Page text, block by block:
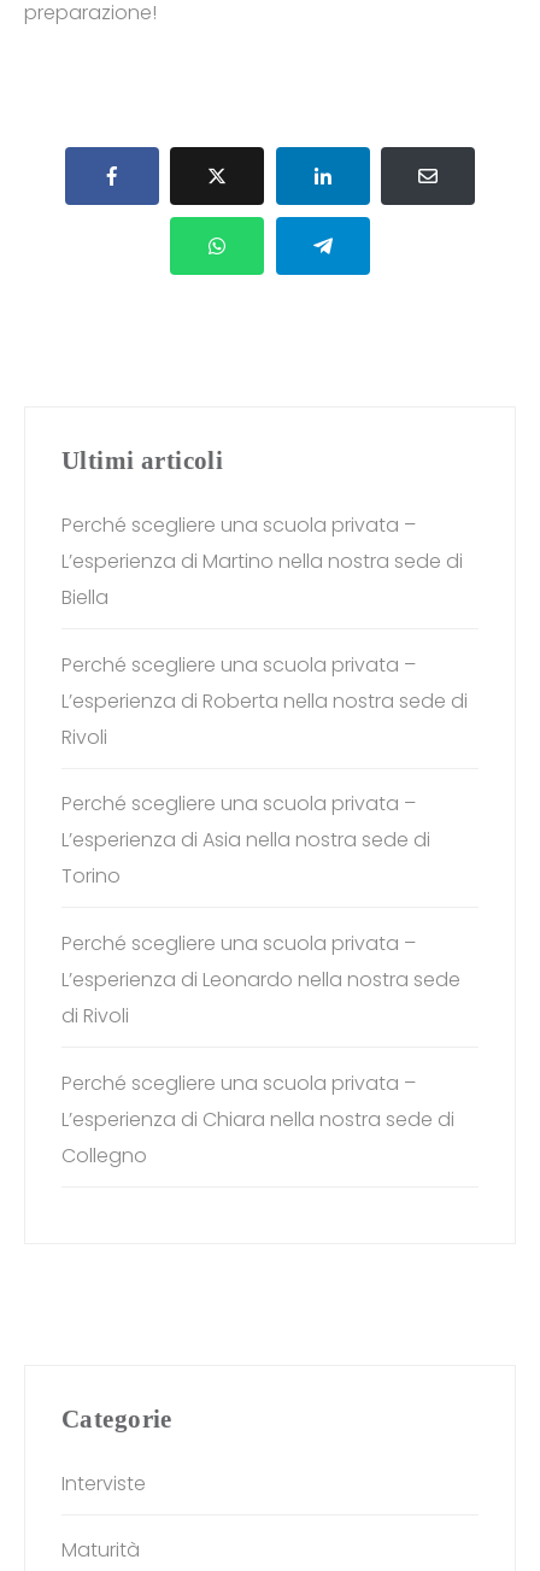
preparazione!
Ultimi articoli
Perché scegliere una scuola privata –
L’esperienza di Martino nella nostra sede di
Biella
Perché scegliere una scuola privata –
L’esperienza di Roberta nella nostra sede di
Rivoli
Perché scegliere una scuola privata –
L’esperienza di Asia nella nostra sede di
Torino
Perché scegliere una scuola privata –
L’esperienza di Leonardo nella nostra sede
di Rivoli
Perché scegliere una scuola privata –
L’esperienza di Chiara nella nostra sede di
Collegno
Categorie
Interviste
Maturità